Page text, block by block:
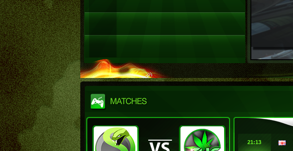
21:13